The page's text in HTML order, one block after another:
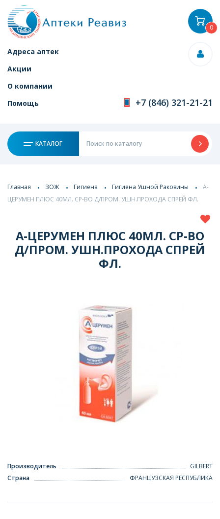
Адреса аптек
Акции
О компании
Помощь
+7 (846) 321-21-21
КАТАЛОГ
0
Главная ЗОЖ Гигиена Гигиена Ушной Раковины
А-
ЦЕРУМЕН ПЛЮС 40МЛ. СР-ВО Д/ПРОМ. УШН.ПРОХОДА СПРЕЙ ФЛ.
А-ЦЕРУМЕН ПЛЮС 40МЛ. СР-ВО
Д/ПРОМ. УШН.ПРОХОДА СПРЕЙ
ФЛ.
Производитель
GILBERT
Страна
ФРАНЦУЗСКАЯ РЕСПУБЛИКА